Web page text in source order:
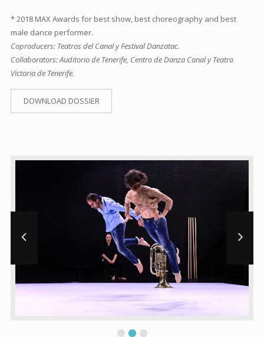
* 2018 MAX Awards for best show, best choreography and best
male dance performer.
Coproducers: Teatros del Canal y Festival Danzatac.
Collaborators: Auditorio de Tenerife, Centro de Danza Canal y Teatro
Victoria de Tenerife.
DOWNLOAD DOSSIER